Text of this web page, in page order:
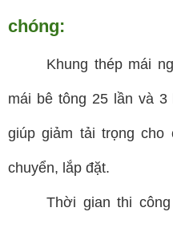
chóng:
Khung thép mái
mái bê tông 25 lần và
giúp giảm tải trọng cho
chuyển, lắp đặt.
Thời gian thi